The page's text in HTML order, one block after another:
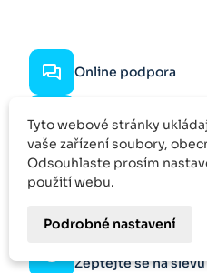
Online podpora
Rychlé dodání
Rychlá odezva
Zeptejte se na slevu
Tyto webové stránky
vaše zařízení soubory,
Odsouhlaste prosím
použití webu.
Podrobné nastavení